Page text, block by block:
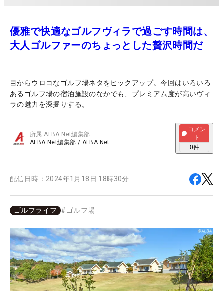
優雅で快適なゴルフヴィラで過ごす時間は、
大人ゴルファーのちょっとした贅沢時間だ
目からウロコなゴルフ場ネタをピックアップ。今回はいろいろ
あるゴルフ場の宿泊施設のなかでも、プレミアム度が高いヴィ
ラの魅力を深掘りする。
所属ALBA Net編集部
ALBA Net編集部 / ALBA Net
コメン
ト
0件
配信日時： 2024年1月18日 18時30分
ゴルフライフ # ゴルフ場